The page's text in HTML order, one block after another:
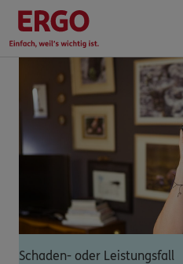
Schaden- oder Leistungsfall